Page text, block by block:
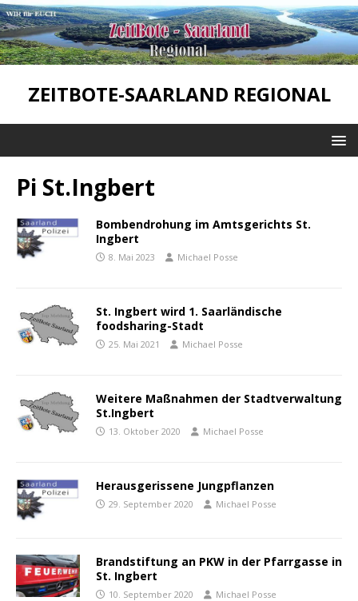
ZEITBOTE-SAARLAND REGIONAL
Pi St.Ingbert
Bombendrohung im Amtsgerichts St.
Ingbert
8. Mai 2023 Michael Posse
St. Ingbert wird 1. Saarländische
foodsharing-Stadt
25. Mai 2021 Michael Posse
Weitere Maßnahmen der Stadtverwaltung
St.Ingbert
13. Oktober 2020 Michael Posse
Herausgerissene Jungpflanzen
29. September 2020 Michael Posse
Brandstiftung an PKW in der Pfarrgasse in
St. Ingbert
10. September 2020 Michael Posse